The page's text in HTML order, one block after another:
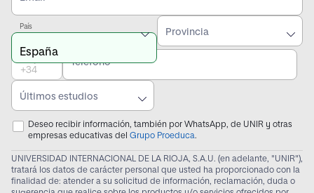
País
Provincia
Teléfono
Últimos estudios
Deseo recibir información, también por WhatsApp, de UNIR y otras
empresas educativas del Grupo Proeduca.
UNIVERSIDAD INTERNACIONAL DE LA RIOJA, S.A.U. (en adelante, "UNIR"),
tratará los datos de carácter personal que usted ha proporcionado con la
finalidad de: atender a su solicitud de información, reclamación, duda o